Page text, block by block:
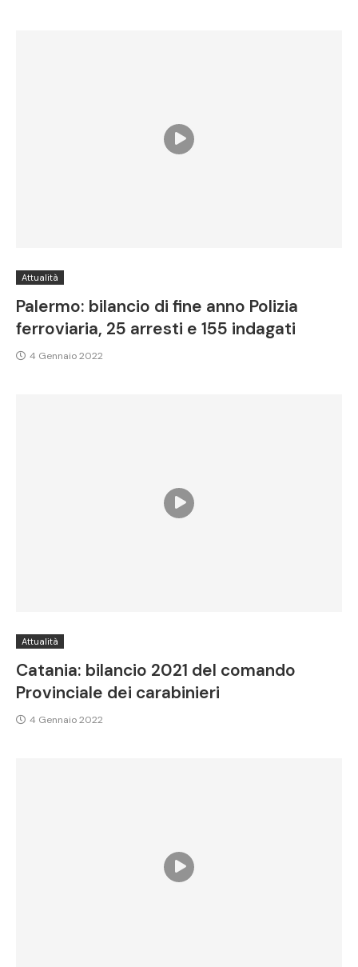
Attualità
Palermo: bilancio di fine anno Polizia
ferroviaria, 25 arresti e 155 indagati
4 Gennaio 2022
Attualità
Catania: bilancio 2021 del comando
Provinciale dei carabinieri
4 Gennaio 2022